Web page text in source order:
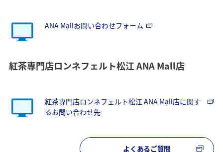
ANA Mallお問い合わせフォーム
紅茶専門店ロンネフェルト松江 ANA Mall店
紅茶専門店ロンネフェルト松江 ANA Mall店に関す
るお問い合わせ先
よくあるご質問